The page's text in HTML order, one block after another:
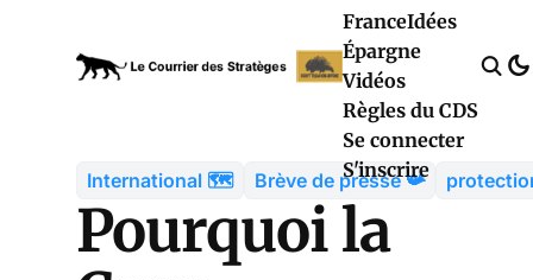
FranceIdées
Épargne
Vidéos
Règles du CDS
Se connecter
S'inscrire
International 🗺️ Brève de presse 📯
Pourquoi la